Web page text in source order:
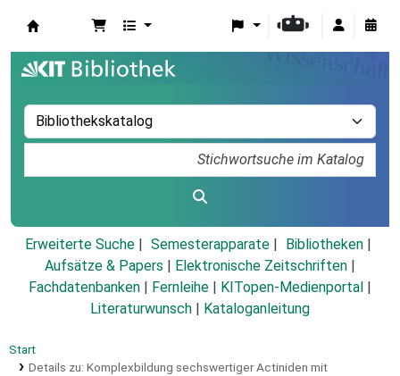
Erweiterte Suche Semesterapparate
Bibliotheken
Aufsätze & Papers
Elektronische Zeitschriften
Fachdatenbanken
Fernleihe KITopen-Medienportal
Literaturwunsch
Kataloganleitung
Start
Details zu: Komplexbildung sechswertiger Actiniden mit